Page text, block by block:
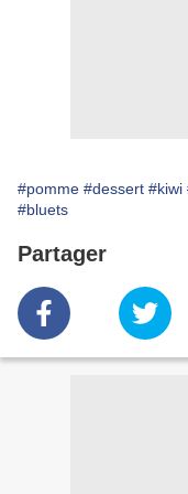
#pomme #dessert #kiwi
#bluets
Partager